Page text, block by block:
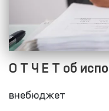
О Т Ч Е Т об
на 01.10.2023 г
внебюджет